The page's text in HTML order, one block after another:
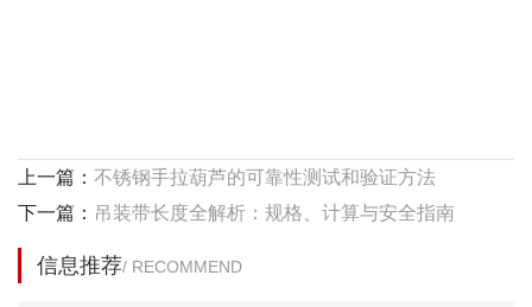
上一篇： 不锈钢手拉葫芦的可靠性测试和验证方法
下一篇： 吊装带长度全解析：规格、计算与安全指南
信息推荐/ RECOMMEND